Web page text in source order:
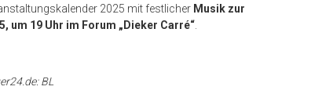
2025 mit festlicher Musik zur
um 19 Uhr im Forum „Dieker Carré“.
BL